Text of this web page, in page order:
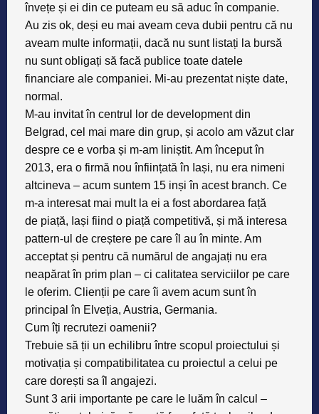
învețe și ei din ce puteam eu să aduc în companie.
Au zis ok, deși eu mai aveam ceva dubii pentru că nu
aveam multe informații, dacă nu sunt listați la bursă
nu sunt obligați să facă publice toate datele
financiare ale companiei. Mi-au prezentat niște date,
normal.
M-au invitat în centrul lor de development din
Belgrad, cel mai mare din grup, și acolo am văzut clar
despre ce e vorba și m-am liniștit. Am început în
2013, era o firmă nou înființată în Iași, nu era nimeni
altcineva – acum suntem 15 inși în acest branch. Ce
m-a interesat mai mult la ei a fost abordarea față
de piață, Iași fiind o piață competitivă, și mă interesa
pattern-ul de creștere pe care îl au în minte. Am
acceptat și pentru că numărul de angajați nu era
neapărat în prim plan – ci calitatea serviciilor pe care
le oferim. Clienții pe care îi avem acum sunt în
principal în Elveția, Austria, Germania.
Cum îți recrutezi oamenii?
Trebuie să ții un echilibru între scopul proiectului și
motivația și compatibilitatea cu proiectul a celui pe
care dorești sa îl angajezi.
Sunt 3 arii importante pe care le luăm în calcul –